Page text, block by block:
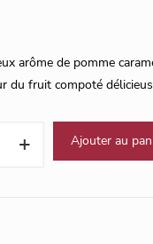
arôme de pomme
du fruit compoté
Ajouter au